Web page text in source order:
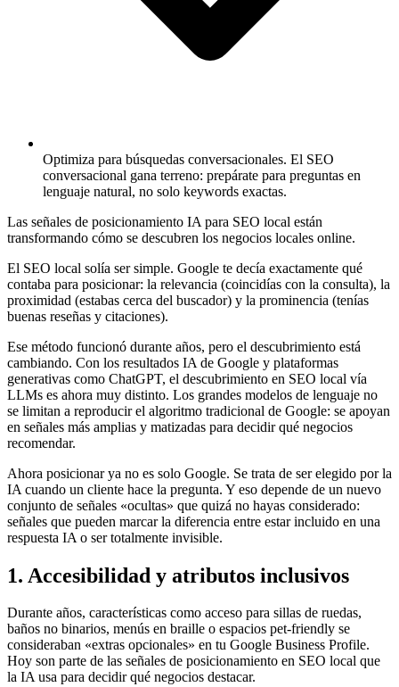
Optimiza para búsquedas conversacionales. El SEO
conversacional gana terreno: prepárate para preguntas en
lenguaje natural, no solo keywords exactas.
Las señales de posicionamiento IA para SEO local están
transformando cómo se descubren los negocios locales online.
El SEO local solía ser simple. Google te decía exactamente qué
contaba para posicionar: la relevancia (coincidías con la consulta), la
proximidad (estabas cerca del buscador) y la prominencia (tenías
buenas reseñas y citaciones).
Ese método funcionó durante años, pero el descubrimiento está
cambiando. Con los resultados IA de Google y plataformas
generativas como ChatGPT, el descubrimiento en SEO local vía
LLMs es ahora muy distinto. Los grandes modelos de lenguaje no
se limitan a reproducir el algoritmo tradicional de Google: se apoyan
en señales más amplias y matizadas para decidir qué negocios
recomendar.
Ahora posicionar ya no es solo Google. Se trata de ser elegido por la
IA cuando un cliente hace la pregunta. Y eso depende de un nuevo
conjunto de señales «ocultas» que quizá no hayas considerado:
señales que pueden marcar la diferencia entre estar incluido en una
respuesta IA o ser totalmente invisible.
1. Accesibilidad y atributos inclusivos
Durante años, características como acceso para sillas de ruedas,
baños no binarios, menús en braille o espacios pet-friendly se
consideraban «extras opcionales» en tu Google Business Profile.
Hoy son parte de las señales de posicionamiento en SEO local que
la IA usa para decidir qué negocios destacar.